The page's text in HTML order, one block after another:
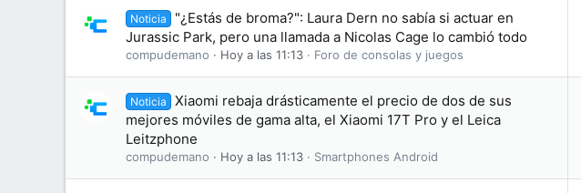
Noticia
"¿Estás de broma?": Laura Dern no sabía si actuar en
Jurassic Park, pero una llamada a Nicolas Cage lo cambió todo
compudemano Hoy a las 11:13 Foro de consolas y juegos
Noticia
Xiaomi rebaja drásticamente el precio de dos de sus
mejores móviles de gama alta, el Xiaomi 17T Pro y el Leica
Leitzphone
compudemano Hoy a las 11:13 Smartphones Android